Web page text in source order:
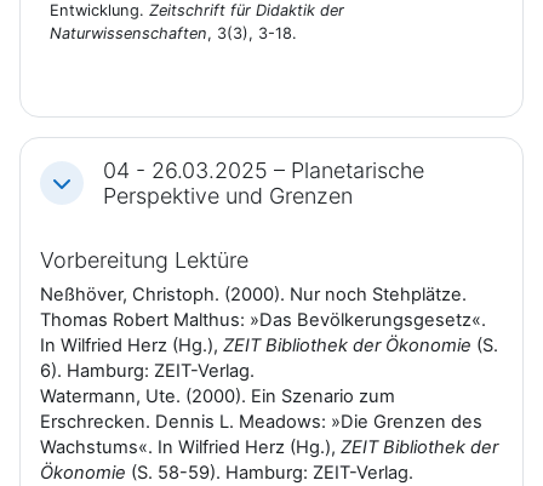
Entwicklung. Zeitschrift für Didaktik der
Naturwissenschaften, 3(3), 3-18.
Einklappen
04 - 26.03.2025 – Planetarische
Perspektive und Grenzen
Vorbereitung Lektüre
Neßhöver, Christoph. (2000). Nur noch Stehplätze.
Thomas Robert Malthus: »Das Bevölkerungsgesetz«.
In Wilfried Herz (Hg.), ZEIT Bibliothek der Ökonomie (S.
6). Hamburg: ZEIT-Verlag.
Watermann, Ute. (2000). Ein Szenario zum
Erschrecken. Dennis L. Meadows: »Die Grenzen des
Wachstums«. In Wilfried Herz (Hg.), ZEIT Bibliothek der
Ökonomie (S. 58-59). Hamburg: ZEIT-Verlag.